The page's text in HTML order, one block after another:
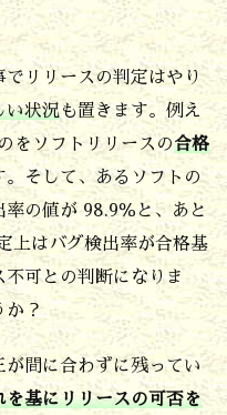
でリリースの判定はやり
い状況も置きます。例え
をソフトリリースの合格
そして、あるソフトの
率の値が 98.9％と、あと
上はバグ検出率が合格基
可との判断になりま
か？
間に合わずに残ってい
を基にリリースの可否を